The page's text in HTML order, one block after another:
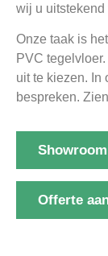
wij u
Onze taak is
PVC
uit te kiezen. In
bespreken.
Offerte